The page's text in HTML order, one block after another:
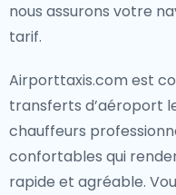
nous assurons votre
tarif.
Airporttaxis.com est
transferts d’aéroport
chauffeurs
confortables qui
rapide et agréable.